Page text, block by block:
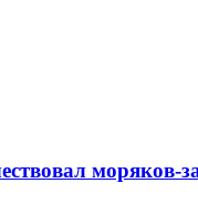
моряков-